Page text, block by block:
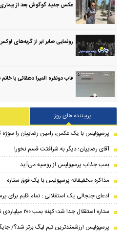
عکس جدید گوگوش بعد از
رونمایی صابر ابر از گربه‌های
قاب دونفره المیرا دهقانی با
پربیننده های روز
پرسپولیس با یک عکس، رامین رضاییان را سوژه
آقای رضاییان؛ دیگر به شرافتت قسم نخور!
بمب جذاب پرسپولیس از روسیه می‌آید
مذاکره مخفیفانه پرسپولیس با یک فوق ستاره
ادعای جنجالی یک استقلالی : تمام قلبم
ستاره استقلال جدا شد؛ کهنه بمب ۲۰۰ میلیاردی نقل‌وانتقالات بدون تیم
پرسپولیس ارزشمندترین تیم لیگ برتر شد؟/